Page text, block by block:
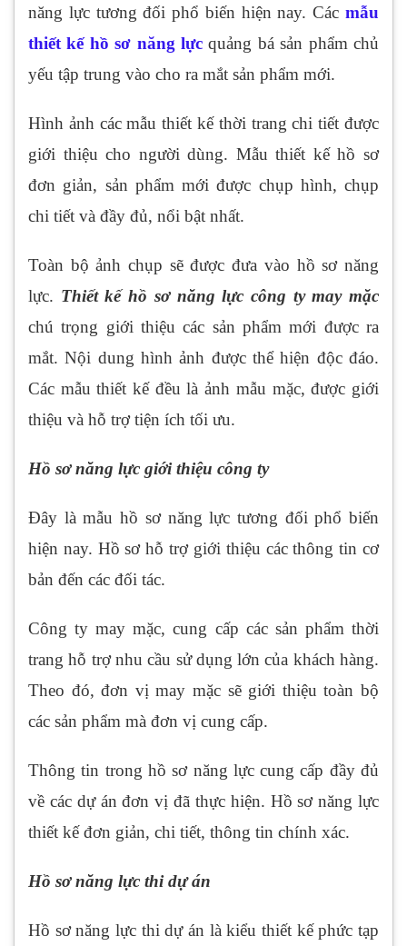
năng lực tương đối phổ biến hiện nay. Các mẫu
thiết kế hồ sơ năng lực quảng bá sản phẩm chủ
yếu tập trung vào cho ra mắt sản phẩm mới.
Hình ảnh các mẫu thiết kế thời trang chi tiết được
giới thiệu cho người dùng. Mẫu thiết kế hồ sơ
đơn giản, sản phẩm mới được chụp hình, chụp
chi tiết và đầy đủ, nổi bật nhất.
Toàn bộ ảnh chụp sẽ được đưa vào hồ sơ năng
lực. Thiết kế hồ sơ năng lực công ty may mặc
chú trọng giới thiệu các sản phẩm mới được ra
mắt. Nội dung hình ảnh được thể hiện độc đáo.
Các mẫu thiết kế đều là ảnh mẫu mặc, được giới
thiệu và hỗ trợ tiện ích tối ưu.
Hồ sơ năng lực giới thiệu công ty
Đây là mẫu hồ sơ năng lực tương đối phổ biến
hiện nay. Hồ sơ hỗ trợ giới thiệu các thông tin cơ
bản đến các đối tác.
Công ty may mặc, cung cấp các sản phẩm thời
trang hỗ trợ nhu cầu sử dụng lớn của khách hàng.
Theo đó, đơn vị may mặc sẽ giới thiệu toàn bộ
các sản phẩm mà đơn vị cung cấp.
Thông tin trong hồ sơ năng lực cung cấp đầy đủ
về các dự án đơn vị đã thực hiện. Hồ sơ năng lực
thiết kế đơn giản, chi tiết, thông tin chính xác.
Hồ sơ năng lực thi dự án
Hồ sơ năng lực thi dự án là kiểu thiết kế phức tạp